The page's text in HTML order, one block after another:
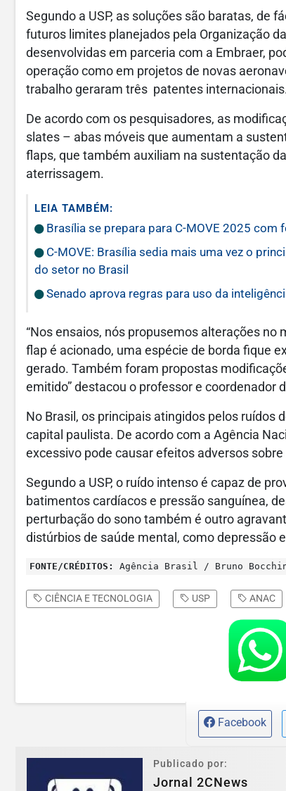
Segundo a USP, as soluções são baratas, de
futuros limites planejados pela Organização
desenvolvidas em parceria com a Embraer,
operação como em projetos de novas
trabalho geraram três patentes
De acordo com os pesquisadores, as
slates – abas móveis que aumentam a
flaps, que também auxiliam na sustentação
aterrissagem.
LEIA TAMBÉM:
Brasília se prepara para C-MOVE 2025 com
C-MOVE: Brasília sedia mais uma vez o
do setor no Brasil
Senado aprova regras para uso da
“Nos ensaios, nós propusemos alterações
flap é acionado, uma espécie de borda fique
gerado. Também foram propostas
emitido” destacou o professor e coordenador
No Brasil, os principais atingidos pelos ruídos
capital paulista. De acordo com a Agência
excessivo pode causar efeitos adversos
Segundo a USP, o ruído intenso é capaz de
batimentos cardíacos e pressão sanguínea,
perturbação do sono também é outro
distúrbios de saúde mental, como depressão
FONTE/CRÉDITOS: Agência Brasil / Bruno
CIÊNCIA E TECNOLOGIA USP ANAC
Facebook
Publicado por:
Jornal 2CNews